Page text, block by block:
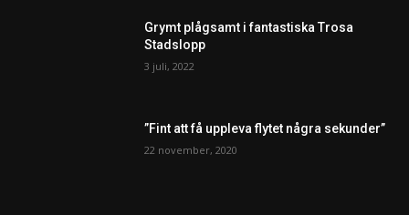
Grymt plågsamt i fantastiska Trosa
Stadslopp
3 juli, 2022
”Fint att få uppleva flytet några sekunder”
22 november, 2020